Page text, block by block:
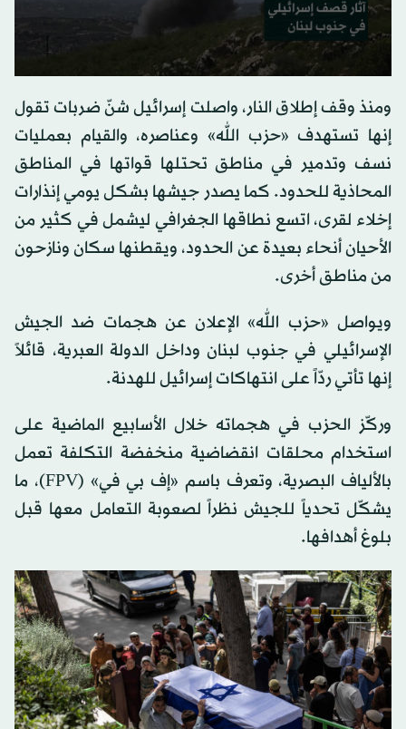
seconds
of
seconds
ومنذ وقف إطلاق النار، واصلت إسرائيل شنّ ضربات تقول
إنها تستهدف «حزب الله» وعناصره، والقيام بعمليات
نسف وتدمير في مناطق تحتلها قواتها في المناطق
المحاذية للحدود. كما يصدر جيشها بشكل يومي إنذارات
إخلاء لقرى، اتسع نطاقها الجغرافي ليشمل في كثير من
الأحيان أنحاء بعيدة عن الحدود، ويقطنها سكان ونازحون
من مناطق أخرى.
ويواصل «حزب الله» الإعلان عن هجمات ضد الجيش
الإسرائيلي في جنوب لبنان وداخل الدولة العبرية، قائلاً
إنها تأتي ردّاً على انتهاكات إسرائيل للهدنة.
وركّز الحزب في هجماته خلال الأسابيع الماضية على
استخدام محلقات انقضاضية منخفضة التكلفة تعمل
بالألياف البصرية، وتعرف باسم «إف بي في» (FPV)، ما
يشكّل تحدياً للجيش نظراً لصعوبة التعامل معها قبل
بلوغ أهدافها.